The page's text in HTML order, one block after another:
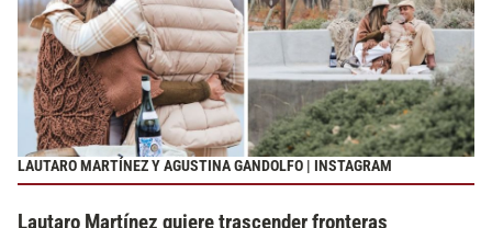
LAUTARO MARTÍNEZ Y AGUSTINA GANDOLFO | INSTAGRAM
Lautaro Martínez quiere trascender fronteras